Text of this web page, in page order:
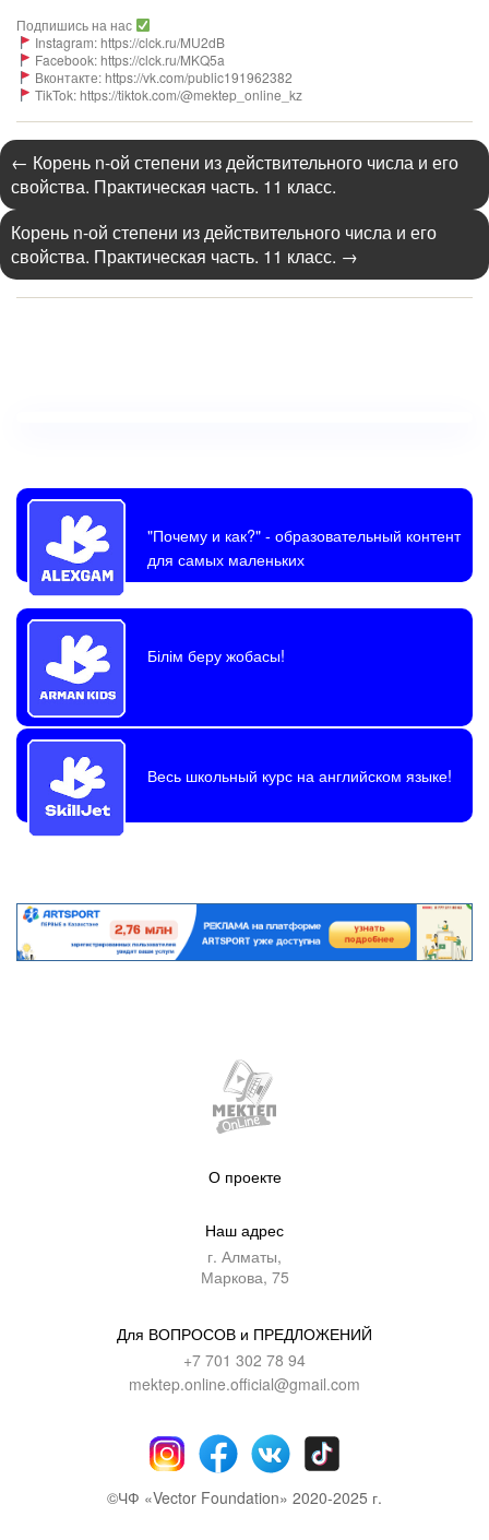
Подпишись на нас
Instagram: https://clck.ru/MU2dB
Facebook: https://clck.ru/MKQ5a
Вконтакте: https://vk.com/public191962382
TikTok: https://tiktok.com/@mektep_online_kz
← Корень n-ой степени из действительного числа и его
свойства. Практическая часть. 11 класс.
Корень n-ой степени из действительного числа и его
свойства. Практическая часть. 11 класс. →
"Почему и как?"- образовательный контент
для самых маленьких
Білім беру жобасы!
Весь школьный курс на английском языке!
О проекте
Наш адрес
г. Алматы,
Маркова, 75
Для ВОПРОСОВ и ПРЕДЛОЖЕНИЙ
+7 701 302 78 94
mektep.online.official@gmail.com
©ЧФ «Vector Foundation» 2020-2025 г.